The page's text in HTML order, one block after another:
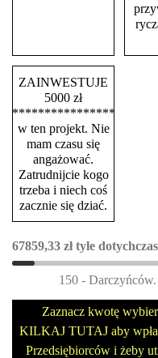
ZAINWESTUJE
5000 zł
****************
w ten projekt. Nie
mam czasu się
angażować.
Zatrudnijcie kogo
trzeba i niech coś
zacznie się dziać.
67859,33 zł tyle
150 - Darczyńców. Dziękujemy wszystkim. Jesteście siłą
Zaznacz kwotę
KILKAJ TUTAJ aby
Przedsiębiorców i żeby